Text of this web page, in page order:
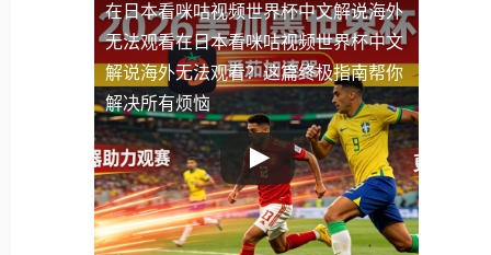
在日本看咪咕视频世界杯中文解说海外
无法观看在日本看咪咕视频世界杯中文
解说海外无法观看？这篇终极指南帮你
解决所有烦恼